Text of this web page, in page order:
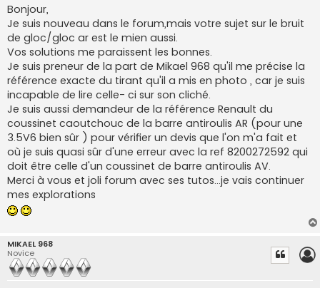
s
s
a
g
e
Bonjour,
Je suis nouveau dans le forum,mais votre sujet sur le bruit
de gloc/gloc ar est le mien aussi.
Vos solutions me paraissent les bonnes.
Je suis preneur de la part de Mikael 968 qu'il me précise la
référence exacte du tirant qu'il a mis en photo , car je suis
incapable de lire celle- ci sur son cliché.
Je suis aussi demandeur de la référence Renault du
coussinet caoutchouc de la barre antiroulis AR (pour une
3.5V6 bien sûr ) pour vérifier un devis que l'on m'a fait et
où je suis quasi sûr d'une erreur avec la ref 8200272592 qui
doit être celle d'un coussinet de barre antiroulis AV.
Merci à vous et joli forum avec ses tutos...je vais continuer
mes explorations
MIKAEL 968
Novice